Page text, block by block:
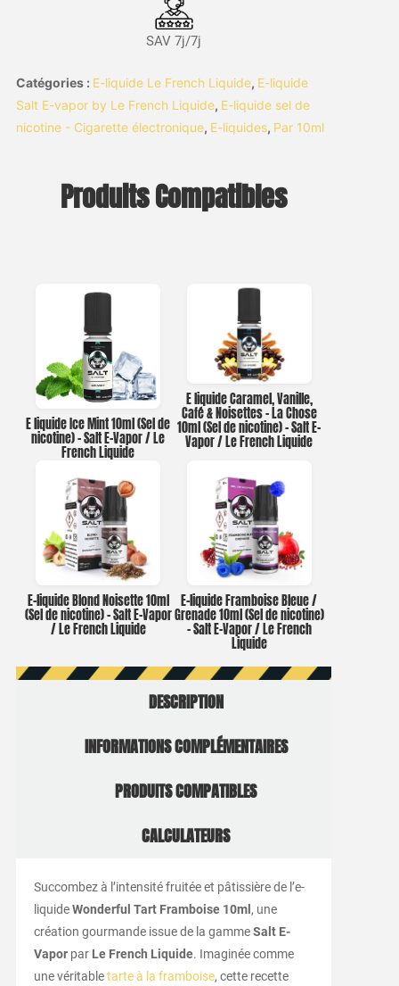
SAV 7j/7j
Catégories : E-liquide Le French Liquide, E-liquide
Salt E-vapor by Le French Liquide, E-liquide sel de
nicotine - Cigarette électronique, E-liquides, Par 10ml
Produits Compatibles
E liquide Ice Mint 10ml (Sel de
nicotine) – Salt E-Vapor / Le
French Liquide
E liquide Caramel, Vanille,
Café & Noisettes – La Chose
10ml (Sel de nicotine) – Salt E-
Vapor / Le French Liquide
E-liquide Blond Noisette 10ml
(Sel de nicotine) – Salt E-Vapor
/ Le French Liquide
E-liquide Framboise Bleue /
Grenade 10ml (Sel de nicotine)
– Salt E-Vapor / Le French
Liquide
DESCRIPTION
INFORMATIONS COMPLÉMENTAIRES
PRODUITS COMPATIBLES
CALCULATEURS
Succombez à l’intensité fruitée et pâtissière de l’e-
liquideWonderful Tart Framboise 10ml , une
création gourmande issue de la gammeSalt E-
Vaporpar Le French Liquide. Imaginée comme
une véritabletarte à la framboise, cette recette